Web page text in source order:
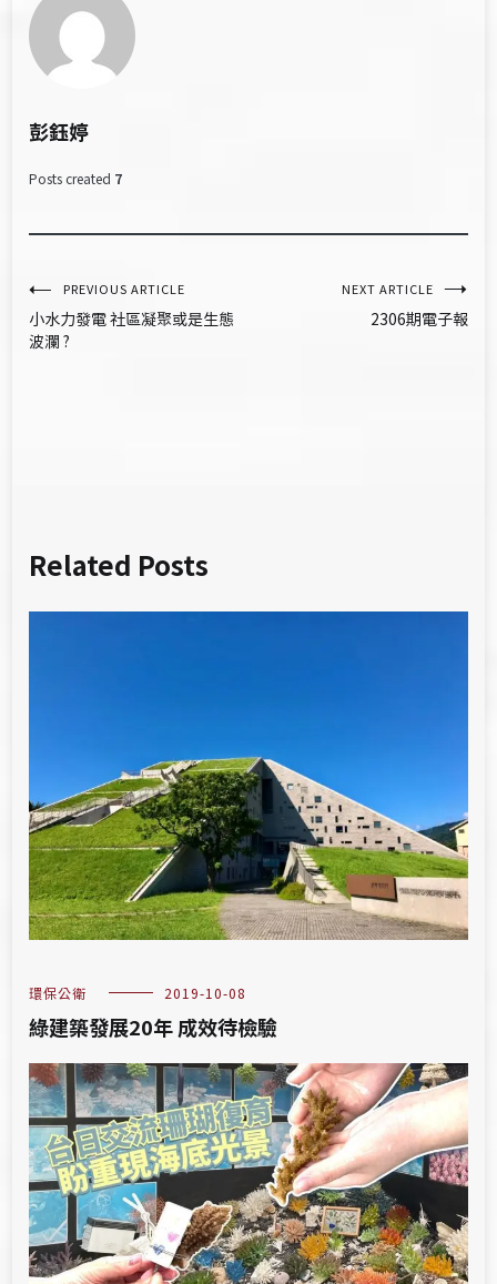
彭鈺婷
Posts created 7
文
章
PREVIOUS ARTICLE
小水力發電 社區凝聚或是生態
波瀾 ?
NEXT ARTICLE
2306期電子報
Related Posts
環保公衛 2019-10-08
綠建築發展20年 成效待檢驗